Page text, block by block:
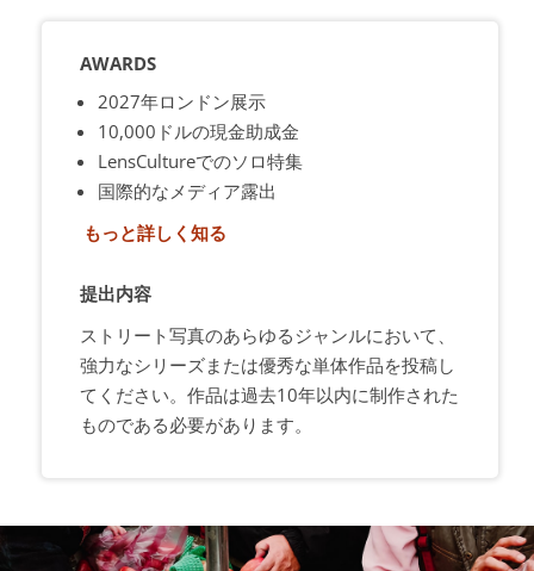
AWARDS
2027年ロンドン展示
10,000ドルの現金助成金
LensCultureでのソロ特集
国際的なメディア露出
もっと詳しく知る
提出内容
ストリート写真のあらゆるジャンルにおいて、
強力なシリーズまたは優秀な単体作品を投稿し
てください。作品は過去10年以内に制作された
ものである必要があります。